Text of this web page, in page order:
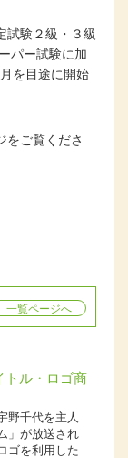
試験２級・３級
パー試験に加
月を目途に開始
ご覧くださ
一覧ページへ
トル・ロゴ商
野千代を主人
」が放送され
ゴを利用した